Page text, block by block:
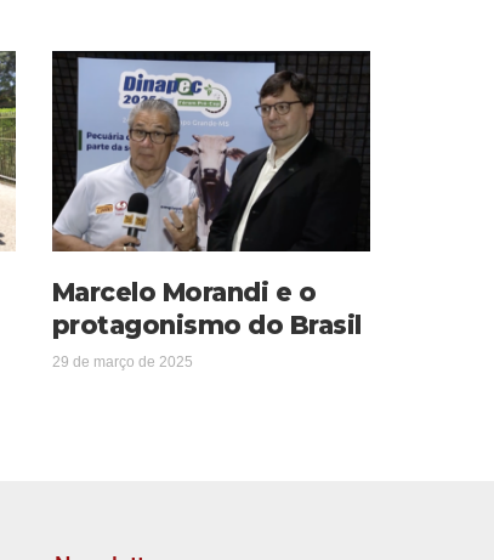
Marcelo Morandi e o
protagonismo do Brasil
29 de março de 2025